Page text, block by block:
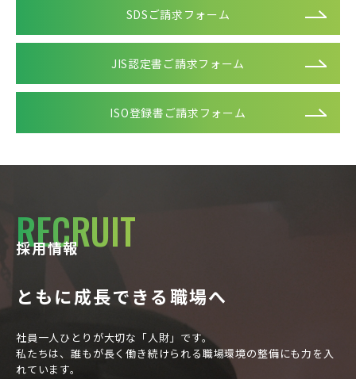
SDSご請求フォーム
JIS認定書ご請求フォーム
ISO登録書ご請求フォーム
RECRUIT
採用情報
ともに成長できる職場へ
社員一人ひとりが大切な「人財」です。
私たちは、誰もが長く働き続けられる職場環境の整備にも力を入
れています。